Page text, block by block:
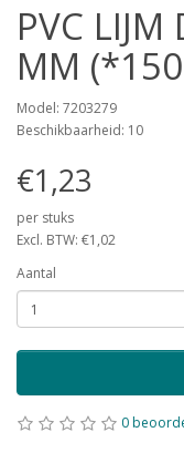
PVC
MM
Model: 7203279
Beschikbaarheid: 10
€1,23
per stuks
Excl. BTW: €1,02
Aantal
0